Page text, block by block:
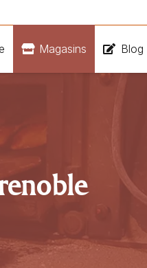
Magasins Blog